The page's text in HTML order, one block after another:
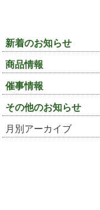
新着のお知らせ
商品情報
催事情報
その他のお知らせ
月別アーカイブ